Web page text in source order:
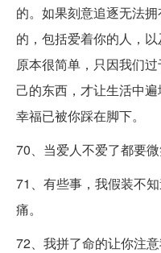
的。如果刻意追逐无法
的，包括爱着你的人，
原本很简单，只因我们
己的东西，才让生活中
幸福已被你踩在脚下。
70、当爱人不爱了都要
71、有些事，我假装不
痛。
72、我拼了命的让你注